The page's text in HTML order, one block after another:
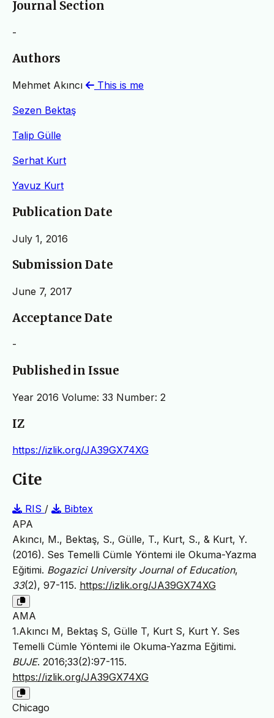
Journal Section
-
Authors
Mehmet Akıncı This is me
Sezen Bektaş
Talip Gülle
Serhat Kurt
Yavuz Kurt
Publication Date
July 1, 2016
Submission Date
June 7, 2017
Acceptance Date
-
Published in Issue
Year 2016 Volume: 33 Number: 2
IZ
https://izlik.org/JA39GX74XG
Cite
RIS /
Bibtex
APA
Akıncı, M., Bektaş, S., Gülle, T., Kurt, S., & Kurt, Y.
(2016). Ses Temelli Cümle Yöntemi ile Okuma-Yazma
Eğitimi. Bogazici University Journal of Education,
33(2), 97-115. https://izlik.org/JA39GX74XG
AMA
1.Akıncı M, Bektaş S, Gülle T, Kurt S, Kurt Y. Ses
Temelli Cümle Yöntemi ile Okuma-Yazma Eğitimi.
BUJE. 2016;33(2):97-115.
https://izlik.org/JA39GX74XG
Chicago